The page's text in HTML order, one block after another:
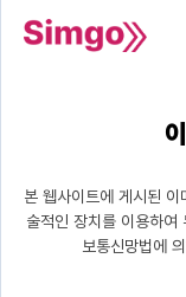
본 웹사이트에 게시된 이
술적인 장치를 이용하여
보통신망법에